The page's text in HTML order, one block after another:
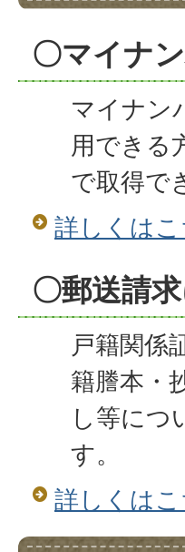
〇マイナ
マイナン
用できる
で取得で
詳しくは
〇郵送請
戸籍関係
籍謄本・
し等につ
す。
詳しくは